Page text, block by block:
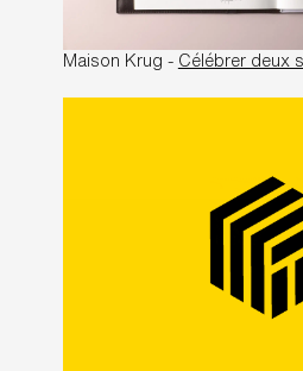
Maison Krug - Célébrer deux